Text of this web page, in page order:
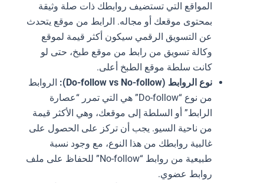
المواقع التي تستضيف روابطك ذات صلة وثيقة
بمحتوى موقعك أو مجاله. الرابط من موقع يتحدث
عن التسويق الرقمي سيكون أكثر قيمة لموقع
وكالة تسويق من رابط من موقع طبخ، حتى لو
كانت سلطة موقع الطبخ أعلى.
نوع الروابط (Do-follow vs No-follow):
الروابط
من نوع “Do-follow” هي التي تمرر “عصارة
الرابط” أو السلطة إلى موقعك، وهي الأكثر قيمة
من ناحية السيو. يجب أن تركز على الحصول على
غالبية روابطك من هذا النوع، مع وجود نسبة
طبيعية من روابط “No-follow” للحفاظ على ملف
روابط عضوي.